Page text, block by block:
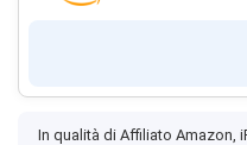
In qualità di Affiliato Amazon,